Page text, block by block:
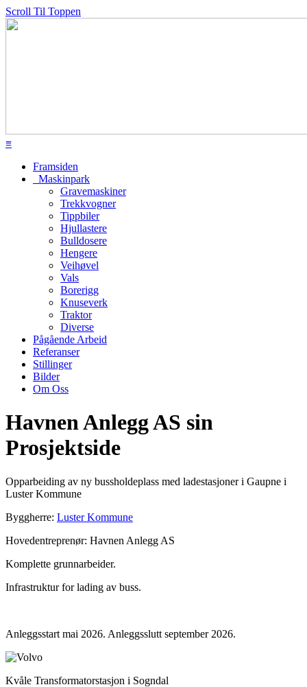
Scroll Til Toppen
≡
Framsiden
Maskinpark
Gravemaskiner
Trekkvogner
Tippbiler
Hjullastere
Bulldosere
Hengere
Veihøvel
Vals
Borerigg
Knuseverk
Traktor
Diverse
Pågående Arbeid
Referanser
Stillinger
Bilder
Om Oss
Havnen Anlegg AS sin
Prosjektside
Opparbeiding av ny bussholdeplass med ladestasjoner i Gaupne i
Luster Kommune
Byggherre: Luster Kommune
Hovedentreprenør: Havnen Anlegg AS
Komplette grunnarbeider.
Infrastruktur for lading av buss.
Anleggsstart mai 2026. Anleggsslutt september 2026.
Kvåle Transformatorstasjon i Sogndal